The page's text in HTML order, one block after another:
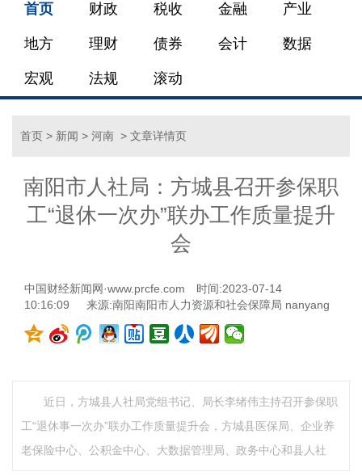
首页 财政 税收 金融 产业
地方 理财 债券 会计 数据
宏观 法规 滚动
首页 > 新闻 > 河南 > 文章详情页
南阳市人社局：方城县召开参保职
工“退休一次办”联办工作质量提升
会
中国财经新闻网·www.prcfe.com
时间:2023-07-14
10:16:09
来源:南阳南阳市人力资源和社会保障局 nanyang
近日，方城县人社局党组书记、局长李绪伟主持召开参保职
工“退休事一次办”联办工作质量提升会，方城县医保局、企业养
老保险中心、公积金中心、大数据管理局、政务中心和县人社